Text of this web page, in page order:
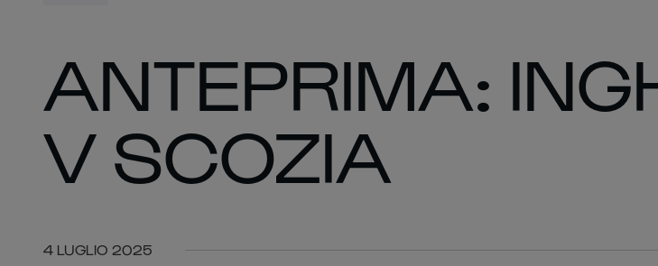
ANTEPRIMA:
V SCOZIA
4 LUGLIO 2025